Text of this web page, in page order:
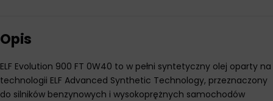
Opis
ELF Evolution 900 FT 0W40 to w pełni syntetyczny olej oparty na
technologii ELF Advanced Synthetic Technology, przeznaczony
do silników benzynowych i wysokoprężnych samochodów